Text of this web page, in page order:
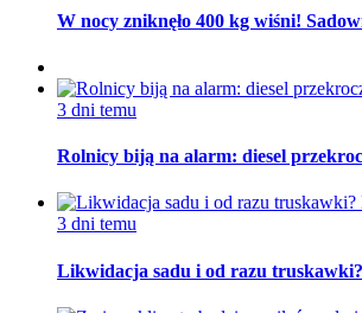
W nocy zniknęło 400 kg wiśni!
3 dni temu
Rolnicy biją na alarm: diesel
3 dni temu
Likwidacja sadu i od razu